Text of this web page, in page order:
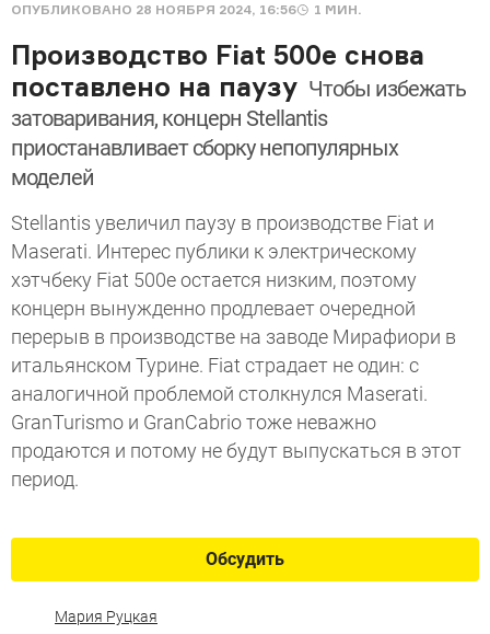
ОПУБЛИКОВАНО 28 НОЯБРЯ 2024, 16:56 1 МИН.
Производство Fiat 500e снова
поставлено на паузу Чтобы избежать
затоваривания, концерн Stellantis
приостанавливает сборку непопулярных
моделей
Stellantis увеличил паузу в производстве Fiat и
Maserati. Интерес публики к электрическому
хэтчбеку Fiat 500e остается низким, поэтому
концерн вынужденно продлевает очередной
перерыв в производстве на заводе Мирафиори в
итальянском Турине. Fiat страдает не один: с
аналогичной проблемой столкнулся Maserati.
GranTurismo и GranCabrio тоже неважно
продаются и потому не будут выпускаться в этот
период.
Обсудить
Мария Руцкая